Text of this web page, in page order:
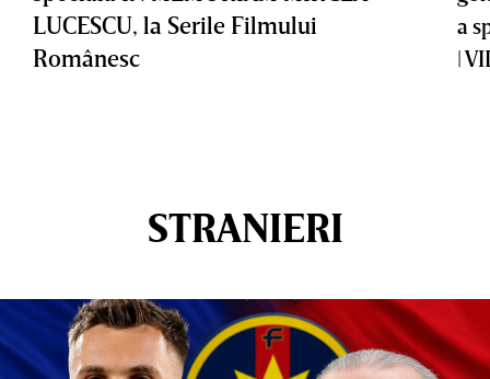
LUCESCU, la Serile Filmului
Românesc
a
|
STRANIERI